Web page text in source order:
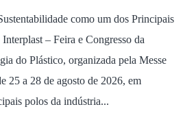
como um dos Principais
– Feira e Congresso da
do Plástico, organizada pela Messe
25 a 28 de agosto de 2026, em
polos da indústria...